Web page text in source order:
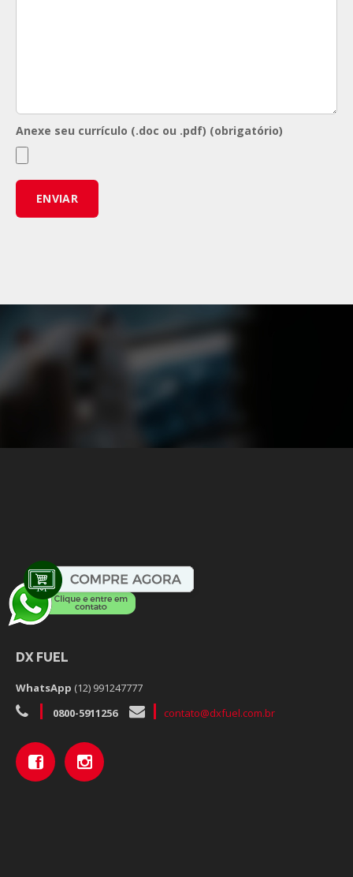
Anexe seu currículo (.doc ou .pdf) (obrigatório)
DX FUEL
WhatsApp (12) 991247777
0800-5911256
contato@dxfuel.com.br